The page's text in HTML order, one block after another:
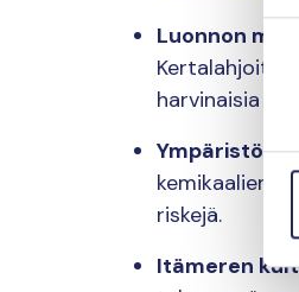
Luonnon
harvinaisia
kemikaalien
riskejä.
Itämeren